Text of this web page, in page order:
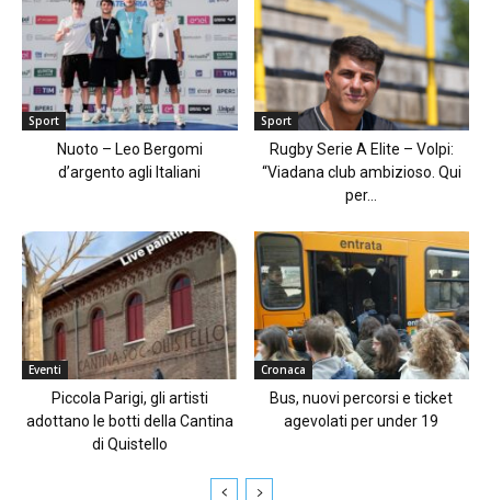
Sport
Nuoto – Leo Bergomi
d’argento agli Italiani
Sport
Rugby Serie A Elite – Volpi:
“Viadana club ambizioso. Qui
per...
Eventi
Piccola Parigi, gli artisti
adottano le botti della Cantina
di Quistello
Cronaca
Bus, nuovi percorsi e ticket
agevolati per under 19